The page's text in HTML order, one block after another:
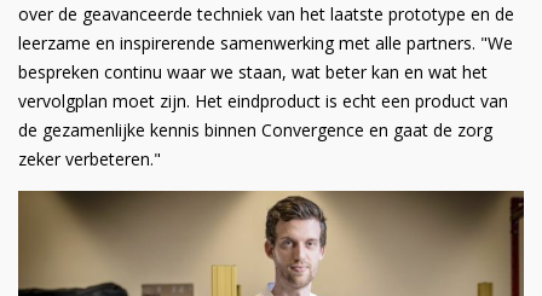
over de geavanceerde techniek van het laatste prototype en de
leerzame en inspirerende samenwerking met alle partners. "We
bespreken continu waar we staan, wat beter kan en wat het
vervolgplan moet zijn. Het eindproduct is echt een product van
de gezamenlijke kennis binnen Convergence en gaat de zorg
zeker verbeteren."